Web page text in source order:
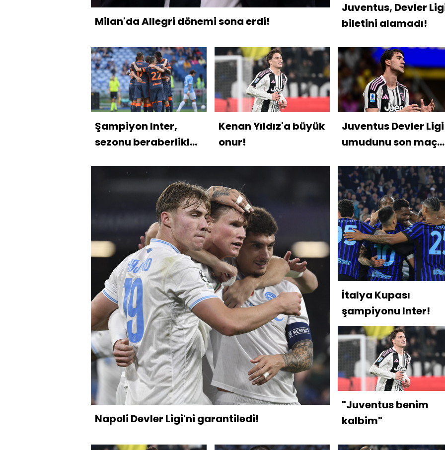
Milan'da Allegri dönemi sona erdi!
Juventus, Devler
biletini alamadı!
Şampiyon Inter,
sezonu beraberlikle
Kenan Yıldız'a büyük
onur!
Juventus Devler Ligi
umudunu son maça
Napoli Devler Ligi'ni garantiledi!
İtalya Kupası
şampiyonu Inter!
"Juventus benim
kalbim"